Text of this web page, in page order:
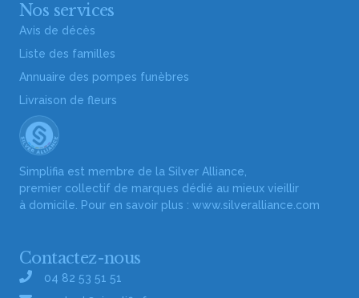
Nos services
Avis de décès
Liste des familles
Annuaire des pompes funèbres
Livraison de fleurs
Simplifia est membre de la Silver Alliance,
premier collectif de marques dédié au mieux vieillir
à domicile. Pour en savoir plus : www.silveralliance.com
Contactez-nous
04 82 53 51 51